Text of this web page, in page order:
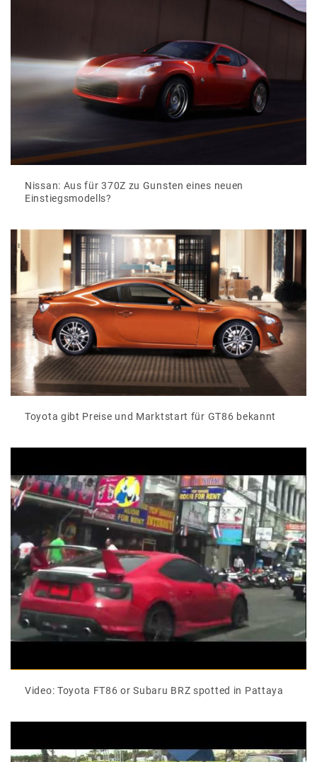
Nissan: Aus für 370Z zu Gunsten eines neuen
Einstiegsmodells?
Toyota gibt Preise und Marktstart für GT86 bekannt
Video: Toyota FT86 or Subaru BRZ spotted in Pattaya